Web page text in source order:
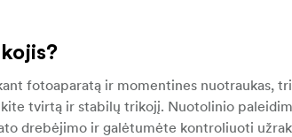
fotoaparatą ir momentines nuotraukas,
tvirtą ir stabilų trikojį. Nuotolinio
drebėjimo ir galėtumėte kontroliuoti